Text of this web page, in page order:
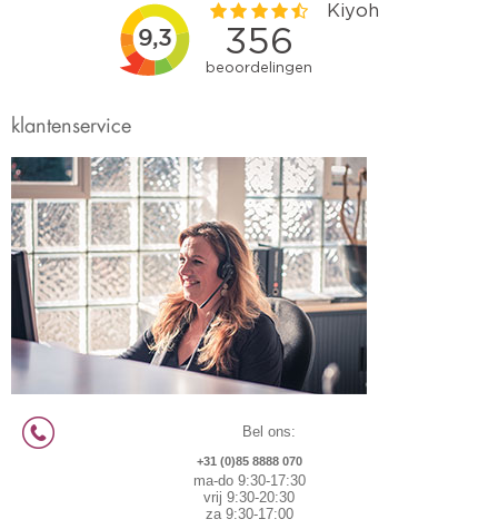
klantenservice
Bel ons:
+31 (0)85 8888 070
ma-do 9:30-17:30
vrij 9:30-20:30
za 9:30-17:00